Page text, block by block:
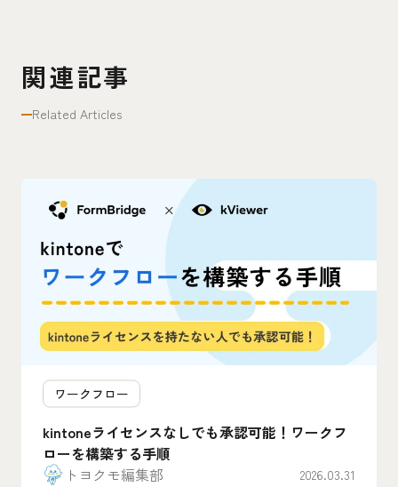
関連記事
Related Articles
ワークフロー
kintoneライセンスなしでも承認可能！ワークフ
ローを構築する手順
トヨクモ編集部
2026.03.31